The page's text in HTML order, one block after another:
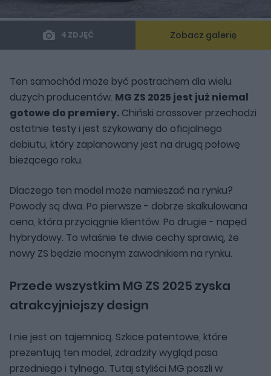
4 ZDJĘĆ Zobacz galerię
Ten samochód może być postrachem dla wielu
dużych producentów. MG ZS 2025 jest już niemal
gotowe do premiery. Chiński crossover przechodzi
ostatnie testy i jest szykowany do oficjalnego
debiutu, który zaplanowany jest na drugą połowę
bieżącego roku.
Dlaczego ten model może namieszać na rynku?
Powody są dwa. Po pierwsze - dobrze skalkulowana
cena, która przyciągnie klientów. Po drugie - napęd
hybrydowy. To właśnie te dwie cechy sprawią, że
nowy ZS będzie mocnym zawodnikiem na rynku.
Przede wszystkim MG ZS 2025 zyska
atrakcyjniejszy design
I nie jest on tajemnicą. Szkice patentowe, które
prezentują ten model, zdradziły wygląd pasa
przedniego i tylnego. Tutaj styliści MG poszli w